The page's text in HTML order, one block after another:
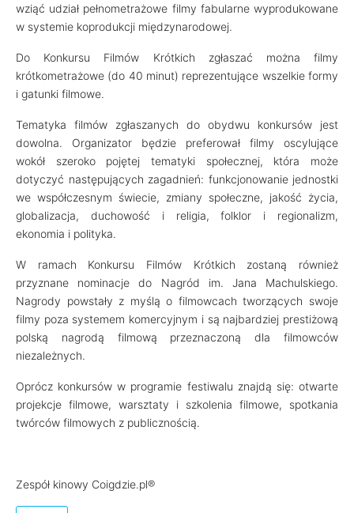
wziąć udział pełnometrażowe filmy fabularne wyprodukowane
w systemie koprodukcji międzynarodowej.
Do Konkursu Filmów Krótkich zgłaszać można filmy
krótkometrażowe (do 40 minut) reprezentujące wszelkie formy
i gatunki filmowe.
Tematyka filmów zgłaszanych do obydwu konkursów jest
dowolna. Organizator będzie preferował filmy oscylujące
wokół szeroko pojętej tematyki społecznej, która może
dotyczyć następujących zagadnień: funkcjonowanie jednostki
we współczesnym świecie, zmiany społeczne, jakość życia,
globalizacja, duchowość i religia, folklor i regionalizm,
ekonomia i polityka.
W ramach Konkursu Filmów Krótkich zostaną również
przyznane nominacje do Nagród im. Jana Machulskiego.
Nagrody powstały z myślą o filmowcach tworzących swoje
filmy poza systemem komercyjnym i są najbardziej prestiżową
polską nagrodą filmową przeznaczoną dla filmowców
niezależnych.
Oprócz konkursów w programie festiwalu znajdą się: otwarte
projekcje filmowe, warsztaty i szkolenia filmowe, spotkania
twórców filmowych z publicznością.
Zespół kinowy Coigdzie.pl®